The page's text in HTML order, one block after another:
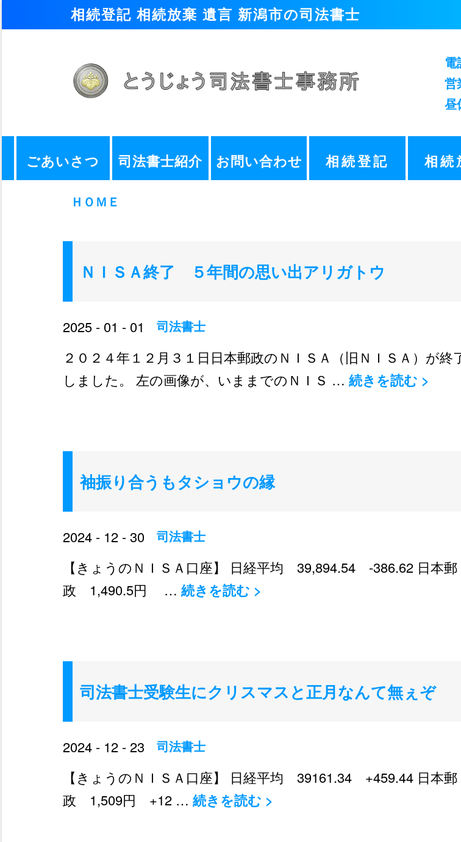
相続登記 相続放棄 遺言 新潟市の司法書士
電
営
昼
ごあいさつ 司法書士紹介 お問い合わせ 相続登記 相続
ＨＯＭＥ
ＮＩＳＡ終了 ５年間の思い出アリガトウ
2025 - 01 - 01 司法書士
２０２４年１２月３１日日本郵政のＮＩＳＡ（旧ＮＩＳＡ）が終
しました。 左の画像が、いままでのＮＩＳ … 続きを読む >
袖振り合うもタショウの縁
2024 - 12 - 30 司法書士
【きょうのＮＩＳＡ口座】 日経平均 39,894.54 -386.62 日本郵
政 1,490.5円 … 続きを読む >
司法書士受験生にクリスマスと正月なんて無ぇぞ
2024 - 12 - 23 司法書士
【きょうのＮＩＳＡ口座】 日経平均 39161.34 +459.44 日本郵
政 1,509円 +12 … 続きを読む >